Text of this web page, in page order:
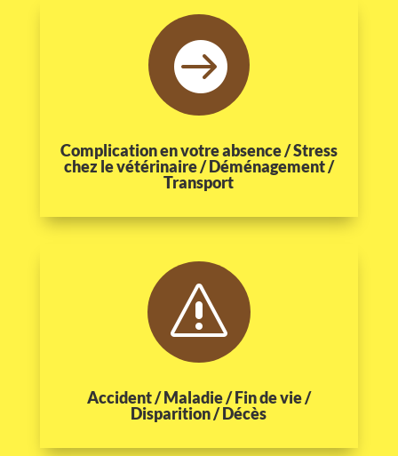

Complication en votre absence / Stress
chez le vétérinaire / Déménagement /
Transport
s
Accident / Maladie / Fin de vie /
Disparition / Décès